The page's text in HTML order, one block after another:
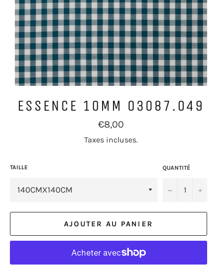
ESSENCE 10MM 03087.049
Prix
régulier
€8,00
Taxes incluses.
TAILLE QUANTITÉ
− +
AJOUTER AU PANIER